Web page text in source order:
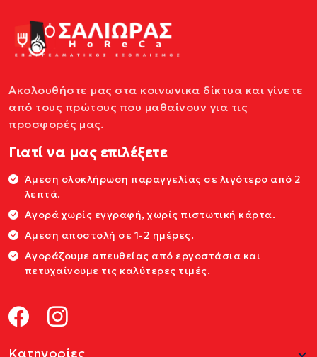
Ακολουθήστε μας στα κοινωνικα δίκτυα και γίνετε
από τους πρώτους που μαθαίνουν για τις
προσφορές μας.
Γιατί να μας επιλέξετε
Άμεση ολοκλήρωση παραγγελίας σε λιγότερο από 2
λεπτά.
Αγορά χωρίς εγγραφή, χωρίς πιστωτική κάρτα.
Αμεση αποστολή σε 1-2 ημέρες.
Αγοράζουμε απευθείας από εργοστάσια και
πετυχαίνουμε τις καλύτερες τιμές.
Κατηγορίες